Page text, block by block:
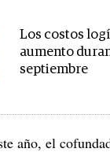
Los costos
aumento
septiembre
año, el